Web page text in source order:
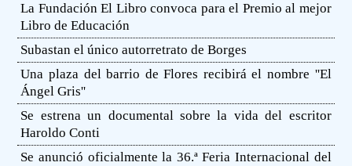
La Fundación El Libro convoca para el Premio al mejor
Libro de Educación
Subastan el único autorretrato de Borges
Una plaza del barrio de Flores recibirá el nombre ''El
Ángel Gris''
Se estrena un documental sobre la vida del escritor
Haroldo Conti
Se anunció oficialmente la 36.ª Feria Internacional del